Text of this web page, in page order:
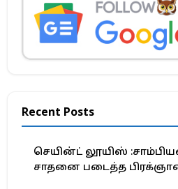
Recent Posts
செயின்ட் லூயிஸ்
சாதனை படைத்த